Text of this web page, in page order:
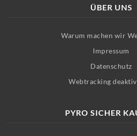
ÜBER UNS
Warum machen wir
Impressum
Datenschutz
Webtracking
PYRO SICHER